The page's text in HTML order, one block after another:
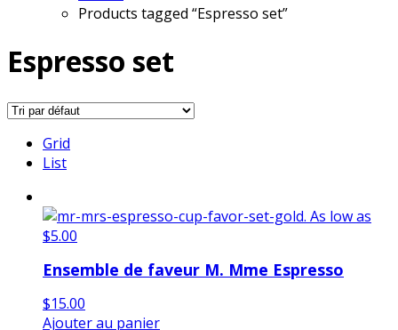
Products tagged “Espresso set”
Espresso set
Grid
List
Ensemble de faveur M. Mme Espresso
$15.00
Ajouter au panier